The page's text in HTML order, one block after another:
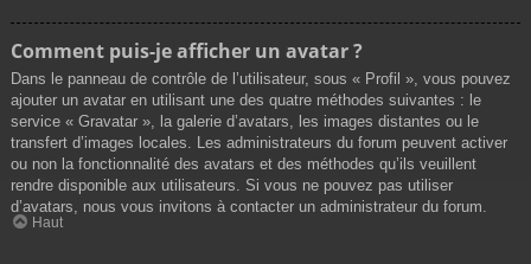
Comment puis-je afficher un avatar ?
Dans le panneau de contrôle de l’utilisateur, sous « Profil », vous pouvez
ajouter un avatar en utilisant une des quatre méthodes suivantes : le
service « Gravatar », la galerie d’avatars, les images distantes ou le
transfert d’images locales. Les administrateurs du forum peuvent activer
ou non la fonctionnalité des avatars et des méthodes qu’ils veuillent
rendre disponible aux utilisateurs. Si vous ne pouvez pas utiliser
d’avatars, nous vous invitons à contacter un administrateur du forum.
Haut